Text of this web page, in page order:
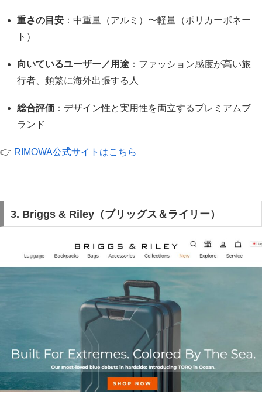
重さの目安 ：中重量（アルミ）〜軽量（ポリカーボネー
ト）
向いているユーザー／用途 ：ファッション感度が高い旅
行者、頻繁に海外出張する人
総合評価 ：デザイン性と実用性を両立するプレミアムブ
ランド
👉 RIMOWA公式サイトはこちら
3. Briggs & Riley（ブリッグス＆ライリー）